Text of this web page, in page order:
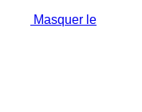
Masquer le